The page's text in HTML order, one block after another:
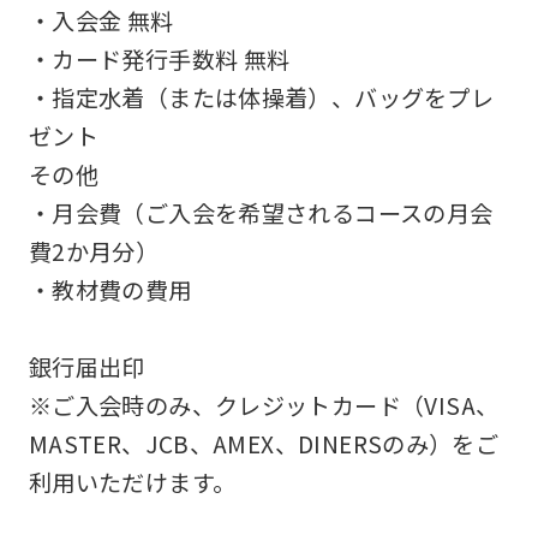
・入会金 無料
・カード発行手数料 無料
・指定水着（または体操着）、バッグをプレ
ゼント
その他
・月会費（ご入会を希望されるコースの月会
費2か月分）
・教材費の費用
銀行届出印
※ご入会時のみ、クレジットカード（VISA、
MASTER、JCB、AMEX、DINERSのみ）をご
利用いただけます。
may
differ
original
you
fully